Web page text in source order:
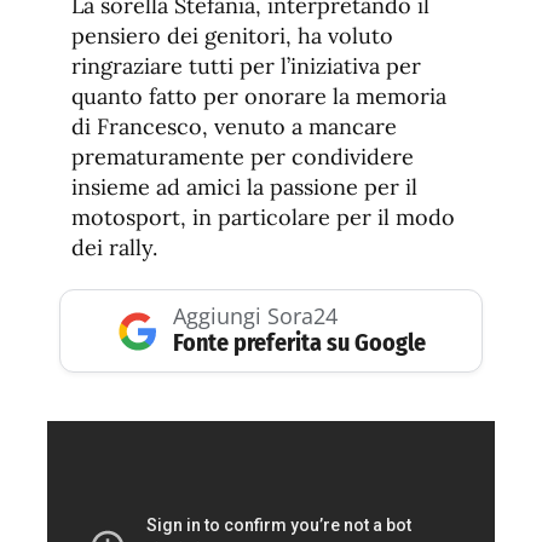
La sorella Stefania, interpretando il
pensiero dei genitori, ha voluto
ringraziare tutti per l’iniziativa per
quanto fatto per onorare la memoria
di Francesco, venuto a mancare
prematuramente per condividere
insieme ad amici la passione per il
motosport, in particolare per il modo
dei rally.
Aggiungi Sora24
Fonte preferita su Google